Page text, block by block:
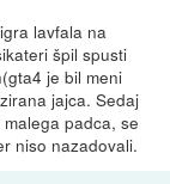
lavfala na
špil spusti
je bil meni
jajca. Sedaj
padca, se
niso nazadovali.